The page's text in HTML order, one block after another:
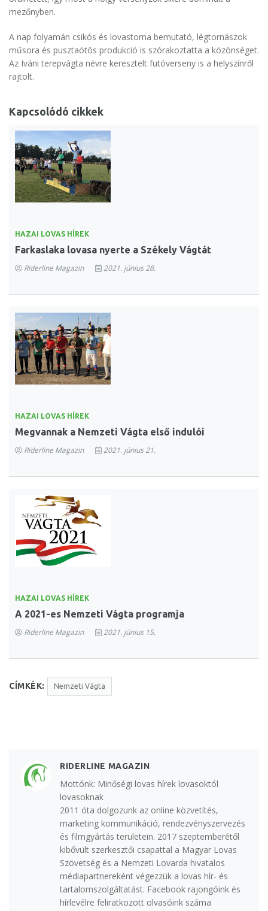
mezőnyben.
A nap folyamán csikós és lovastorna bemutató, légtornászok
műsora és pusztaötös produkció is szórakoztatta a közönséget.
Az Iváni terepvágta névre keresztelt futóverseny is a helyszínről
rajtolt.
Kapcsolódó cikkek
HAZAI LOVAS HÍREK
Farkaslaka lovasa nyerte a Székely Vágtát
Riderline Magazin 2021. június 28.
HAZAI LOVAS HÍREK
Megvannak a Nemzeti Vágta első indulói
Riderline Magazin 2021. június 21.
HAZAI LOVAS HÍREK
A 2021-es Nemzeti Vágta programja
Riderline Magazin 2021. június 15.
CÍMKÉK: Nemzeti Vágta
RIDERLINE MAGAZIN
Mottónk: Minőségi lovas hírek lovasoktól
lovasoknak
2011 óta dolgozunk az online közvetítés,
marketing kommunikáció, rendezvényszervezés
és filmgyártás területein. 2017 szeptemberétől
kibővült szerkesztői csapattal a Magyar Lovas
Szövetség és a Nemzeti Lovarda hivatalos
médiapartnereként végezzük a lovas hír- és
tartalomszolgáltatást. Facebook rajongóink és
hírlevélre feliratkozott olvasóink száma